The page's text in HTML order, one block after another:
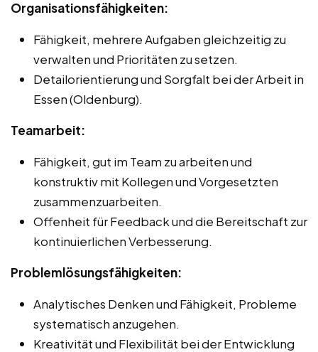
Organisationsfähigkeiten:
Fähigkeit, mehrere Aufgaben gleichzeitig zu
verwalten und Prioritäten zu setzen.
Detailorientierung und Sorgfalt bei der Arbeit in
Essen (Oldenburg).
Teamarbeit:
Fähigkeit, gut im Team zu arbeiten und
konstruktiv mit Kollegen und Vorgesetzten
zusammenzuarbeiten.
Offenheit für Feedback und die Bereitschaft zur
kontinuierlichen Verbesserung.
Problemlösungsfähigkeiten:
Analytisches Denken und Fähigkeit, Probleme
systematisch anzugehen.
Kreativität und Flexibilität bei der Entwicklung